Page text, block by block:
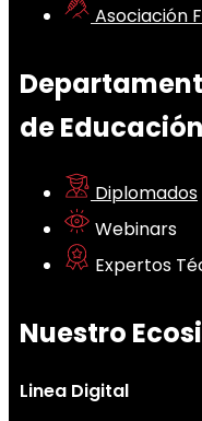
Asociación
de Educación
Diplomados
Webinars
Expertos
Nuestro
Linea Digital